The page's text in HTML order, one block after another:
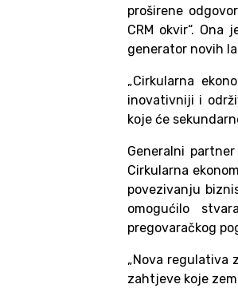
proširene
CRM okvir“.
generator novih
„Cirkularna
inovativniji i
koje će
Generalni
Cirkularna
povezivanju
omogućilo
pregovaračkog
„Nova regulativa
zahtjeve koje